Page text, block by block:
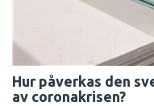
Hur påverkas den
av coronakrisen?